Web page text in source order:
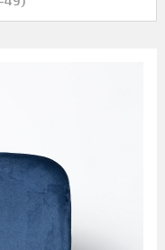
принимаются
09.00-18.00